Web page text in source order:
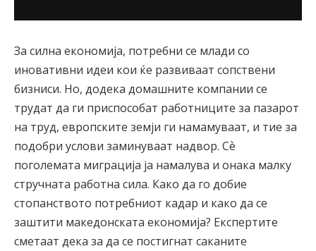
За силна економија, потребни се млади со
иновативни идеи кои ќе развиваат сопствени
бизниси. Но, додека домашните компании се
трудат да ги приспособат работниците за пазарот
на труд, европските земји ги намамуваат, и тие за
подобри услови заминуваат надвор. Сѐ
поголемата миграција ја намалува и онака малку
стручната работна сила. Како да го добие
стопанството потребниот кадар и како да се
заштити македонската економија? Експертите
сметаат дека за да се постигнат саканите